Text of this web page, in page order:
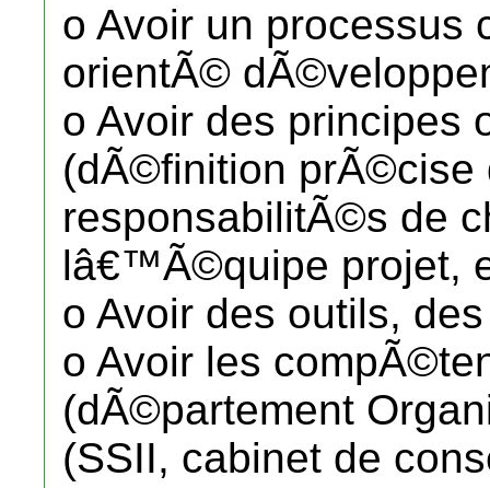
o Avoir un processus
orientÃ©
o Avoir des principes
(dÃ©finition prÃ©cise
responsabilitÃ©s de
lâ€™Ã©quipe projet,
o Avoir des outils,
o Avoir les
(dÃ©partement
(SSII, cabinet de